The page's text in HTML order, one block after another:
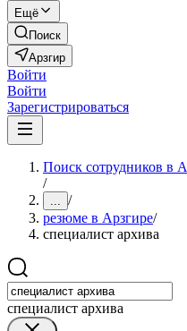
Ещё
Поиск
Арзгир
Войти
Войти
Зарегистрироваться
Поиск сотрудников в
/
... /
резюме в Арзгире/
специалист архива
специалист архива